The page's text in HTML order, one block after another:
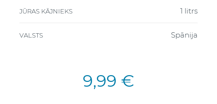
JŪRAS KĀJNIEKS 1 litrs
VALSTS Spānija
9,99 €